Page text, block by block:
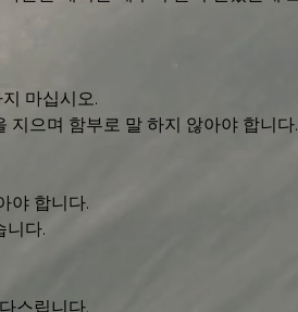
마십시오.
지으며 함부로 말 하지 않아야 합니다
야 합니다.
니다.
스립니다.